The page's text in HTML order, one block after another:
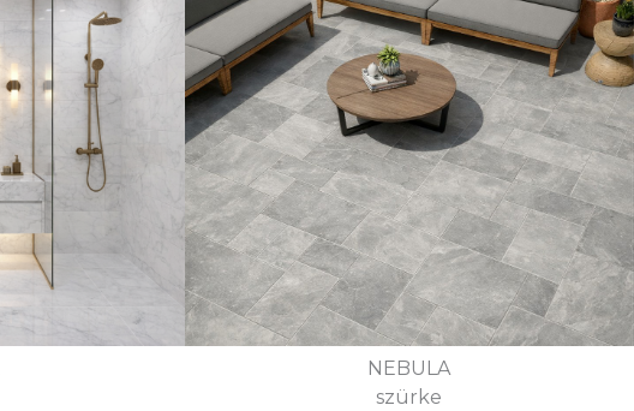
NEBULA
szürke